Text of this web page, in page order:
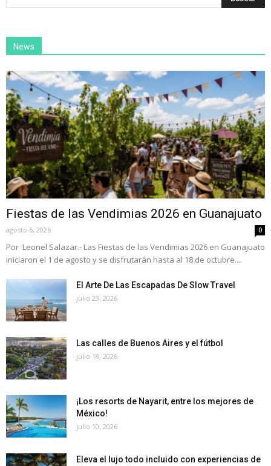
News
Fiestas de las Vendimias 2026 en Guanajuato
agosto 6, 2026 0
Por Leonel Salazar.- Las Fiestas de las Vendimias 2026 en Guanajuato
iniciaron el 1 de agosto y se disfrutarán hasta al 18 de octubre....
El Arte De Las Escapadas De Slow Travel
julio 23, 2026
Las calles de Buenos Aires y el fútbol
julio 18, 2026
¡Los resorts de Nayarit, entre los mejores de
México!
julio 10, 2026
Eleva el lujo todo incluido con experiencias de